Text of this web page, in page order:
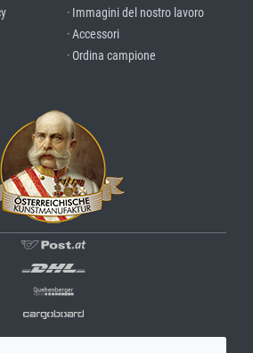
· Immagini del nostro lavoro
· Accessori
· Ordina campione